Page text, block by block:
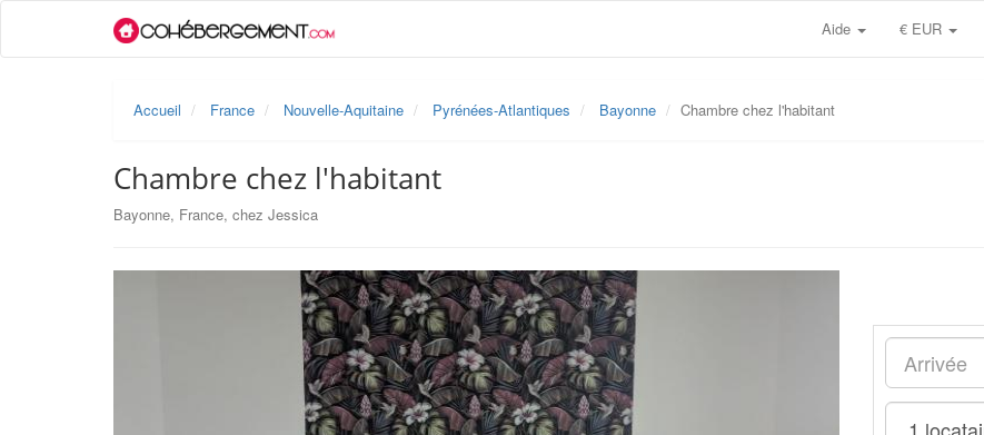
Aide € EUR
Accueil France Nouvelle-Aquitaine Pyrénées-Atlantiques Bayonne Chambre chez l'habitant
Chambre chez l'habitant
Bayonne, France, chez Jessica